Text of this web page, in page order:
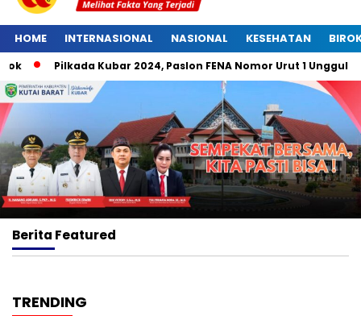
HOME INTERNASIONAL NASIONAL KESEHATAN
Pilkada Kubar 2024, Paslon FENA Nomor Urut 1 Unggul di
Berita Featured
TRENDING